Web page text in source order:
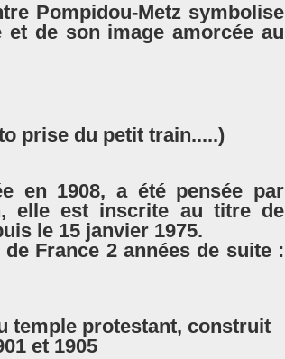
Pompidou-Metz symbolise
de son image amorcée au
prise du petit train.....)
en 1908, a été pensée par
elle est inscrite au titre de
le 15 janvier 1975.
France 2 années de suite :
temple protestant, construit
et 1905